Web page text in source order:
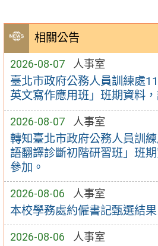
相關公告
2026-08-07 人事室
臺北市政府公務人員訓練處
英文寫作應用班」班期資料
2026-08-07 人事室
轉知臺北市政府公務人員訓
語翻譯診斷初階研習班」班
參加。
2026-08-06 人事室
本校學務處約僱書記甄選結果
2026-08-06 人事室